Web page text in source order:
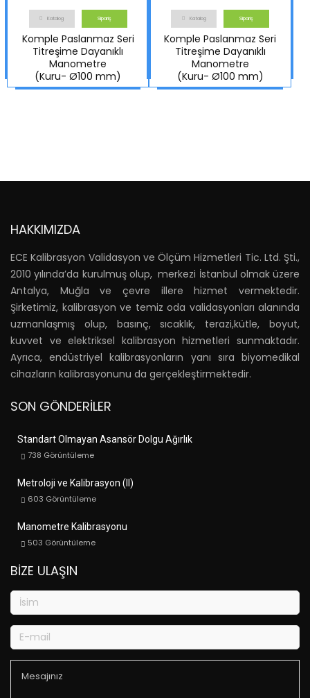
Katalog Sipariş
Komple Paslanmaz Seri
Titreşime Dayanıklı
Manometre
(Kuru- Ø100 mm)
Katalog Sipariş
Komple Paslanmaz Seri
Titreşime Dayanıklı
Manometre
(Kuru- Ø100 mm)
HAKKIMIZDA
ECE Kalibrasyon Validasyon ve Ölçüm Hizmetleri Tic. Ltd. Şti.,
2010 yılında’da kurulmuş olup, merkezi İstanbul olmak üzere
Antalya, Muğla ve çevre illere hizmet vermektedir.
Şirketimiz, kalibrasyon ve temiz oda validasyonları alanında
uzmanlaşmış olup, basınç, sıcaklık, terazi,kütle, boyut,
kuvvet ve elektriksel kalibrasyon hizmetleri sunmaktadır.
Ayrıca, endüstriyel kalibrasyonların yanı sıra biyomedikal
cihazların kalibrasyonunu da gerçekleştirmektedir.
SON GÖNDERILER
Standart Olmayan Asansör Dolgu Ağırlık
738 Görüntüleme
Metroloji ve Kalibrasyon (II)
603 Görüntüleme
Manometre Kalibrasyonu
503 Görüntüleme
BIZE ULAŞIN